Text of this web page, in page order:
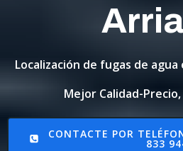
Localización de fugas de
Mejor Calidad-
CONTACTE POR
833